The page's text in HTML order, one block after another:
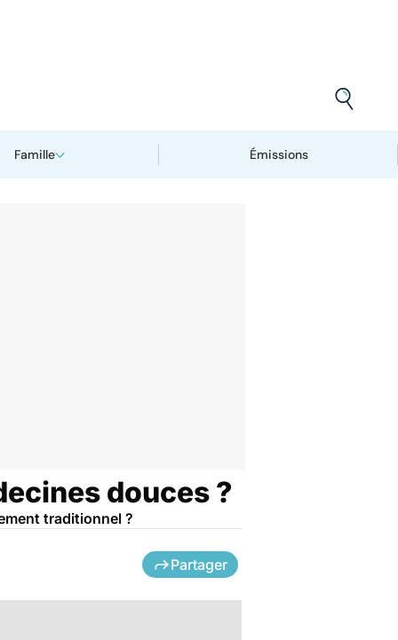
Famille Émissions
douces ?
traditionnel ?
Partager